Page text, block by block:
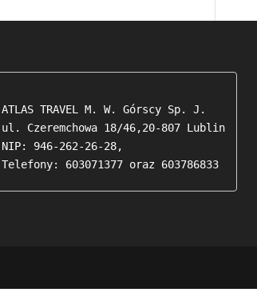
ATLAS TRAVEL M. W. Górscy Sp. J.
ul. Czeremchowa 18/46,20-807 Lublin
NIP: 946-262-26-28,
Telefony: 603071377 oraz 603786833